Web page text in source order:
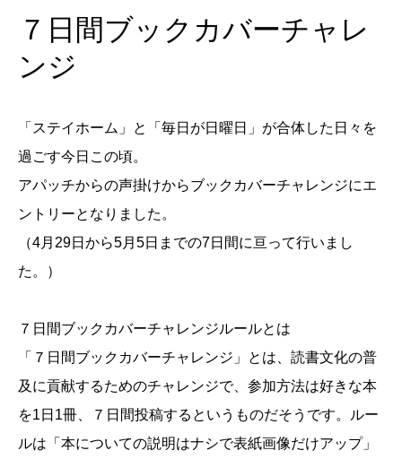
７日間ブックカバーチャレ
ンジ
「ステイホーム」と「毎日が日曜日」が合体した日々を
過ごす今日この頃。
アパッチからの声掛けからブックカバーチャレンジにエ
ントリーとなりました。
（4月29日から5月5日までの7日間に亘って行いまし
た。）
７日間ブックカバーチャレンジルールとは
「７日間ブックカバーチャレンジ」とは、読書文化の普
及に貢献するためのチャレンジで、参加方法は好きな本
を1日1冊、７日間投稿するというものだそうです。ルー
ルは「本についての説明はナシで表紙画像だけアップ」